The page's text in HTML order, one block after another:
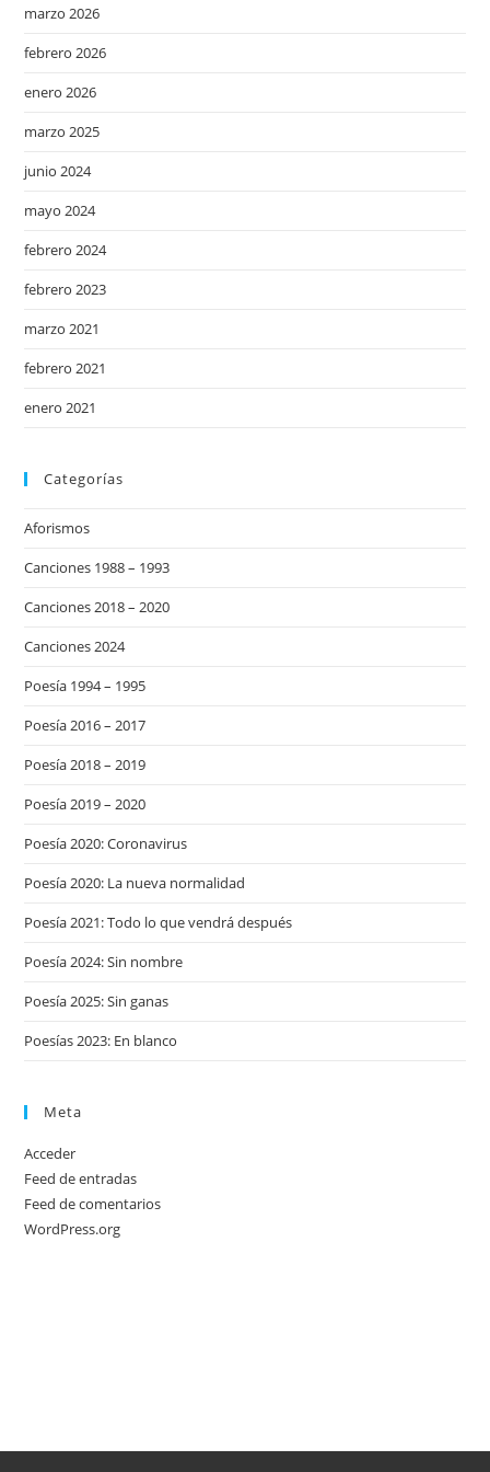
marzo 2026
febrero 2026
enero 2026
marzo 2025
junio 2024
mayo 2024
febrero 2024
febrero 2023
marzo 2021
febrero 2021
enero 2021
Categorías
Aforismos
Canciones 1988 – 1993
Canciones 2018 – 2020
Canciones 2024
Poesía 1994 – 1995
Poesía 2016 – 2017
Poesía 2018 – 2019
Poesía 2019 – 2020
Poesía 2020: Coronavirus
Poesía 2020: La nueva normalidad
Poesía 2021: Todo lo que vendrá después
Poesía 2024: Sin nombre
Poesía 2025: Sin ganas
Poesías 2023: En blanco
Meta
Acceder
Feed de entradas
Feed de comentarios
WordPress.org